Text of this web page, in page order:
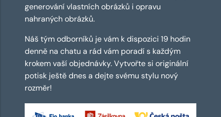
generování vlastních obrázků i opravu
nahraných obrázků.
Náš tým odborníků je vám k dispozici 19 hodin
denně na chatu a rád vám poradí s každým
krokem vaší objednávky. Vytvořte si originální
potisk ještě dnes a dejte svému stylu nový
rozměr!